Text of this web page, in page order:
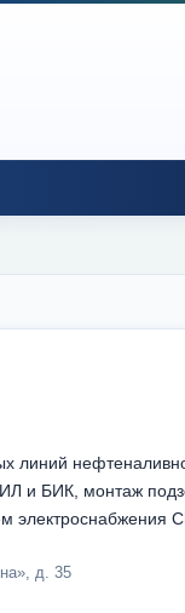
линий
и БИК, монтаж
электроснабжения
д. 35